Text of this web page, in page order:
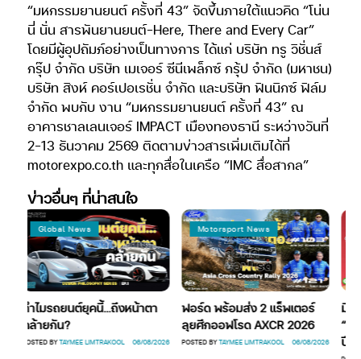
“มหกรรมยานยนต์ ครั้งที่ 43” จัดขึ้นภายใต้แนวคิด “โน่น
นี่ นั่น สารพันยานยนต์-Here, There and Every Car”
โดยมีผู้อุปถัมภ์อย่างเป็นทางการ ได้แก่ บริษัท ทรู วิชั่นส์
กรุ๊ป จำกัด บริษัท เมเจอร์ ซีนีเพล็กซ์ กรุ้ป จำกัด (มหาชน)
บริษัท สิงห์ คอร์เปอเรชั่น จำกัด และบริษัท ฟินนิกซ์ ฟิล์ม
จำกัด พบกับ งาน “มหกรรมยานยนต์ ครั้งที่ 43” ณ
อาคารชาลเลนเจอร์ IMPACT เมืองทองธานี ระหว่างวันที่
2-13 ธันวาคม 2569 ติดตามข่าวสารเพิ่มเติมได้ที่
motorexpo.co.th และทุกสื่อในเครือ “IMC สื่อสากล”
ข่าวอื่นๆ ที่น่าสนใจ
Global News
ทำไมรถยนต์ยุคนี้…ถึงหน้าตา
คล้ายกัน?
POSTED BYTAYMEE LIMTRAKOOL 06/08/2026
Motorsport News
ฟอร์ด พร้อมส่ง 2 แร็พเตอร์
ลุยศึกออฟโรด AXCR 2026
POSTED BYTAYMEE LIMTRAKOOL 06/08/2026
มิตซูบิ
“มิตซู
ปี